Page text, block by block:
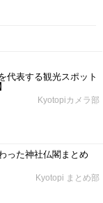
代表する観光スポット
Kyotopiカメラ部
った神社仏閣まとめ
Kyotopi まとめ部